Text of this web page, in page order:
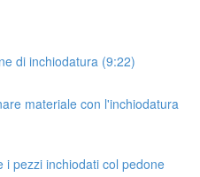
di inchiodatura (9:22)
materiale con l'inchiodatura
i pezzi inchiodati col pedone